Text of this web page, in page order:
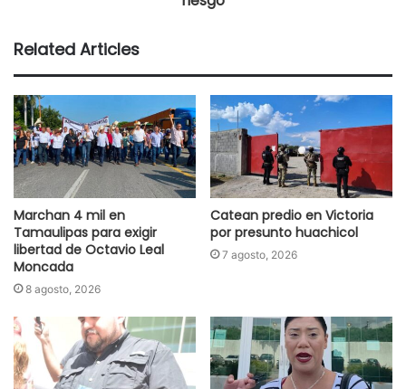
Related Articles
Marchan 4 mil en
Tamaulipas para exigir
libertad de Octavio Leal
Moncada
8 agosto, 2026
Catean predio en Victoria
por presunto huachicol
7 agosto, 2026